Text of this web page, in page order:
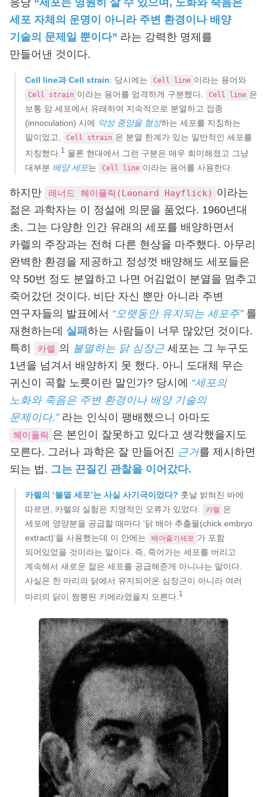
세포 자체의 운명이 아니라 주변 환경이나 배양
기술의 문제일 뿐이다” 라는 강력한 명제를
만들어낸 것이다.
Cell line과 Cell strain: 당시에는 Cell line 이라는 용어와
Cell strain 이라는 용어를 엄격하게 구분했다. Cell line 은
보통 암 세포에서 유래하여 지속적으로 분열하고 접종
(innoculation) 시에 악성 종양을 형성하는 세포를 지칭하는
말이었고,
Cell strain 은 분열 한계가 있는 일반적인 세포를
지칭했다. 1 물론 현대에서 그런 구분은 매우 희미해졌고 그냥
대부분 배양 세포는 Cell line 이라는 용어를 사용한다.
하지만 레너드 헤이플릭(Leonard Hayflick) 이라는
젊은 과학자는 이 정설에 의문을 품었다. 1960년대
초, 그는 다양한 인간 유래의 세포를 배양하면서
카렐의 주장과는 전혀 다른 현상을 마주했다. 아무리
완벽한 환경을 제공하고 정성껏 배양해도 세포들은
약 50번 정도 분열하고 나면 어김없이 분열을 멈추고
죽어갔던 것이다. 비단 자신 뿐만 아니라 주변
연구자들의 발표에서 “오랫동안 유지되는 세포주”를
재현하는데 실패 하는 사람들이 너무 많았던 것이다.
특히
카렐 의 불멸하는 닭 심장근세포는 그 누구도
1년을 넘겨서 배양하지 못 했다. 아니 도대체 무슨
귀신이 곡할 노릇이란 말인가? 당시에 “세포의
노화와 죽음은 주변 환경이나 배양 기술의
문제이다.”라는 인식이 팽배했으니 아마도
헤이플릭 은 본인이 잘못하고 있다고 생각했을지도
모른다. 그러나 과학은 잘 만들어진 근거를 제시하면
되는 법. 그는 끈질긴 관찰을 이어갔다.
카렐의 ‘불멸 세포’는 사실 사기극이었다? 훗날 밝혀진 바에
따르면, 카렐의 실험은 치명적인 오류가 있었다.
카렐 은
세포에 영양분을 공급할 때마다 ‘닭 배아 추출물(chick embryo
extract)‘을 사용했는데 이 안에는
배아줄기세포 가 포함
되어있었을 것이라는 말이다. 즉, 죽어가는 세포를 버리고
계속해서 새로운 젊은 세포를 공급해준게 아니냐는 말이다.
사실은 한 마리의 닭에서 유지되어온 심장근이 아니라 여러
마리의 닭이 짬뽕된 키메라였을지 모른다. 1